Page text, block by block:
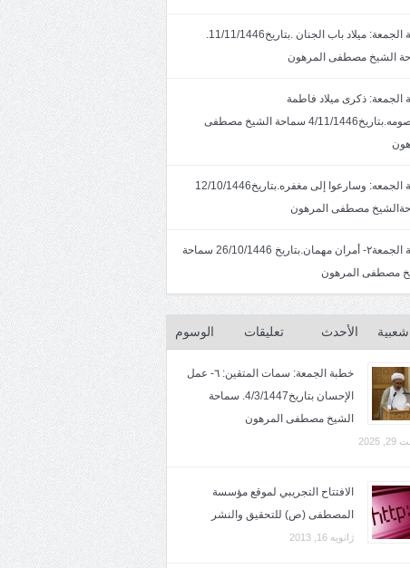
خطبة الجمعة: ميلاد باب الجنان .بتاريخ11/11/1446.
الشيخ مصطفى المرهون
الجمعة: ذكرى ميلاد فاطمة
المعصومه.بتاريخ4/11/1446 سماحة الشيخ مصطفى
خطبة الجمعه: وسارعوا إلى مغفره.بتاريخ12/10/1446
مصطفى المرهون
خطبة الجمعة٢- أمران مهمان.بتاريخ 26/10/1446 سماحة
مصطفى المرهون
شعبية الأحدث تعليقات الوسوم
خطبة الجمعة: سمات المتقين: ٦- عمل
الإحسان بتاريخ4/3/1447. سماحة
الشيخ مصطفى المرهون
الافتتاح التجريبي لموقع مؤسسة
المصطفى (ص) للتحقيق والنشر
ژانویه 16, 2013